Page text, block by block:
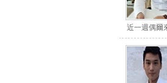
近一週偶爾